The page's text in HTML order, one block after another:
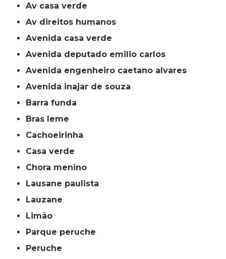
av casa verde
av direitos humanos
avenida casa verde
avenida deputado emilio carlos
avenida engenheiro caetano alvares
avenida inajar de souza
barra funda
bras leme
cachoeirinha
casa verde
chora menino
lausane paulista
lauzane
limão
parque peruche
peruche